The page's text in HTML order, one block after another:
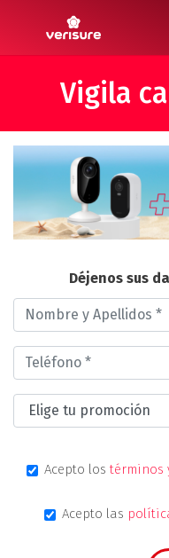
Vigila
Déjenos sus
Acepto lostérminos
Acepto las